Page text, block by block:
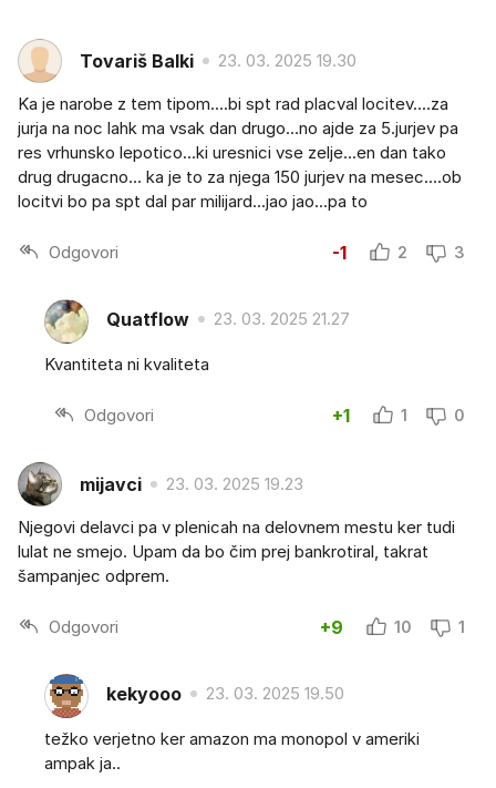
Tovariš Balki 23. 03. 2025 19.30
Ka je narobe z tem tipom....bi spt rad placval locitev....za
jurja na noc lahk ma vsak dan drugo...no ajde za 5.jurjev pa
res vrhunsko lepotico...ki uresnici vse zelje...en dan tako
drug drugacno... ka je to za njega 150 jurjev na mesec....ob
locitvi bo pa spt dal par milijard...jao jao...pa to
Odgovori -1 2 3
Quatflow 23. 03. 2025 21.27
Kvantiteta ni kvaliteta
Odgovori +1 1 0
mijavci 23. 03. 2025 19.23
Njegovi delavci pa v plenicah na delovnem mestu ker tudi
lulat ne smejo. Upam da bo čim prej bankrotiral, takrat
šampanjec odprem.
Odgovori +9 10 1
kekyooo 23. 03. 2025 19.50
težko verjetno ker amazon ma monopol v ameriki
ampak ja..